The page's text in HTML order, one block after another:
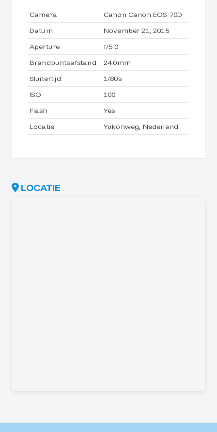
Camera
Canon Canon EOS 70D
Datum
November 21, 2015
Aperture
f/5.0
Brandpuntsafstand
24.0mm
Sluitertijd
1/80s
ISO
100
Flash
Yes
Locatie
Yukonweg, Nederland
LOCATIE